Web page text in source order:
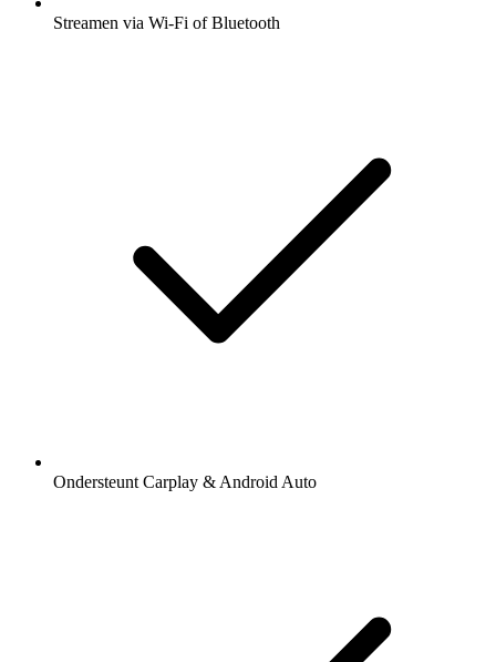
Streamen via Wi-Fi of Bluetooth
Ondersteunt Carplay & Android Auto